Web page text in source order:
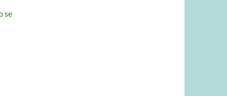
se